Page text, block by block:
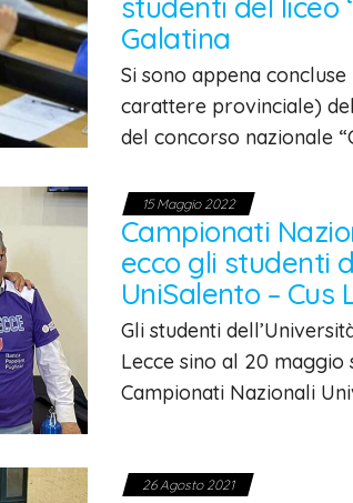
studenti del liceo
Galatina
Si sono appena
carattere provinciale)
del concorso nazionale
15 Maggio 2022
Campionati
ecco gli studenti
UniSalento – Cus
Gli studenti
Lecce sino al 20
Campionati Nazionali
26 Agosto 2021